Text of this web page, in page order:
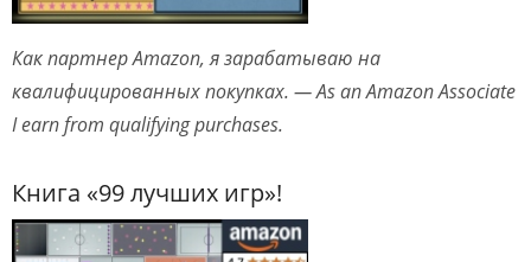
Как партнер Amazon, я зарабатываю на
квалифицированных покупках. — As an Amazon Associate
I earn from qualifying purchases.
Книга «99 лучших игр»!